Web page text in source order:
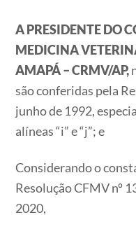
A PRESIDENTE DO
MEDICINA
AMAPÁ – CRMV/AP,
são conferidas pela
junho de 1992,
alíneas “i” e “j”; e
Considerando o
Resolução CFMV nº
2020,